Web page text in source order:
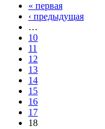
« первая
‹ предыдущая
…
10
11
12
13
14
15
16
17
18